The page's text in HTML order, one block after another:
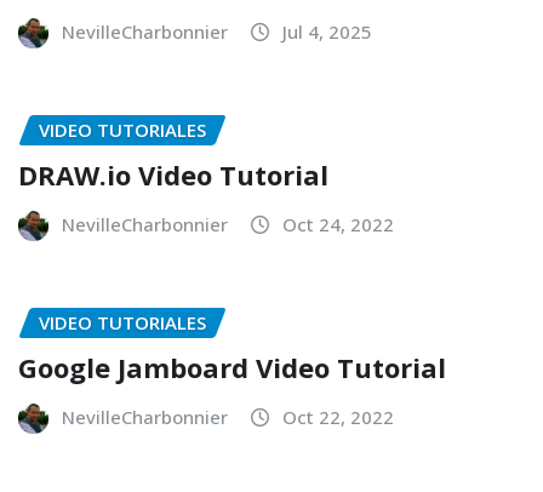
NevilleCharbonnier Jul 4, 2025
VIDEO TUTORIALES
DRAW.io Video Tutorial
NevilleCharbonnier Oct 24, 2022
VIDEO TUTORIALES
Google Jamboard Video Tutorial
NevilleCharbonnier Oct 22, 2022